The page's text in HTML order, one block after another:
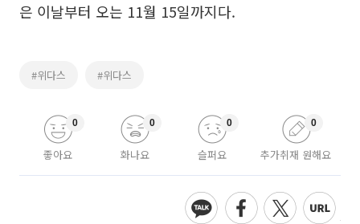
은 이날부터 오는 11월 15일까지다.
#위다스 #위다스
좋아요
0
화나요
0
슬퍼요
0
추가취재 원해요
0